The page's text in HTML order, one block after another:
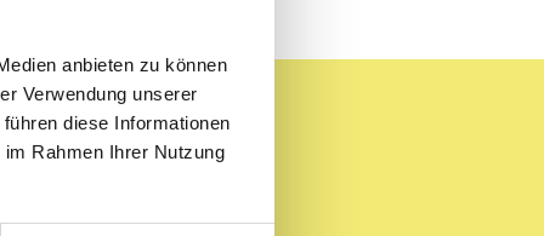
anbieten zu können
Verwendung unserer
diese Informationen
Rahmen Ihrer Nutzung